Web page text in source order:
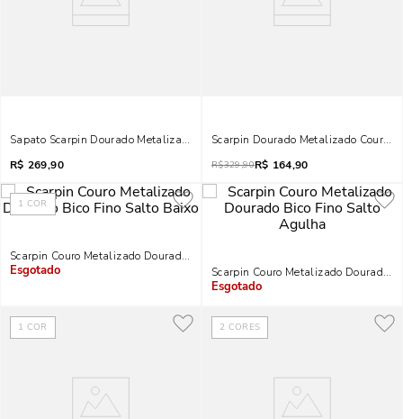
Sapato Scarpin Dourado Metalizado Salto Fino
R$ 269,90
Scarpin Dourado Metalizado Couro
R$329,90R$ 164,90
1 COR
Scarpin Couro Metalizado Dourado Bico Fino Salto Baixo
Indisponível
Scarpin Couro Metalizado Dourado
Indisponível
1 COR 2 CORES